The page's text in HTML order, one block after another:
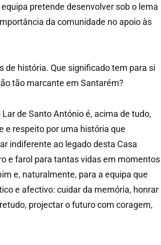
pretende desenvolver sob o lema
da comunidade no apoio às
de história. Que significado tem para si
tão marcante em Santarém?
de Santo António é, acima de tudo,
e respeito por uma história que
indiferente ao legado desta Casa
e farol para tantas vidas em momentos
e, naturalmente, para a equipa que
e afectivo: cuidar da memória, honrar
projectar o futuro com coragem,